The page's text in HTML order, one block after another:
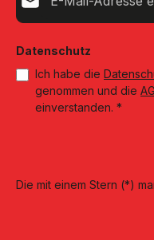
Datenschutz
Ich habe die
genommen und die
einverstanden. *
Die mit einem Stern (*)